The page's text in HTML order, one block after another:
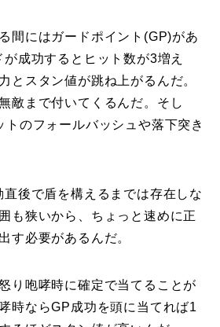
間にはガードポイント(GP)があ
成功するとヒット数が3増え
とスタン値が跳ね上がるんだ。
敵まで付いてくるんだ。そし
のフォールバッシュや落下突き
後で盾を構えるまでは存在しな
も狭いから、ちょっと速めに正
す必要があるんだ。
り咆哮時に確定で当てることが
時ならGP成功を頭に当てれば1